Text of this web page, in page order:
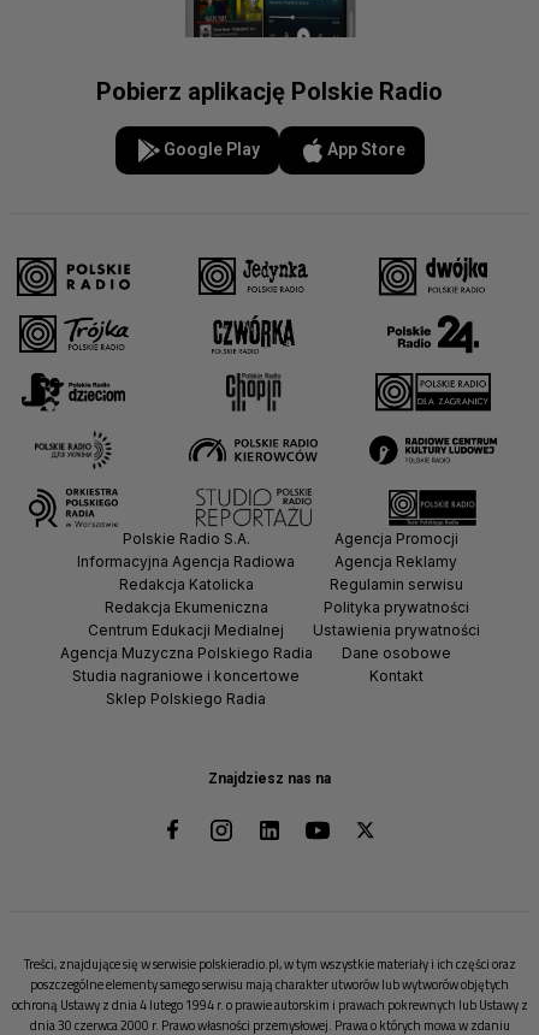
Pobierz aplikację Polskie Radio
Google Play App Store
Znajdziesz nas na
Polskie Radio S.A.
Informacyjna Agencja Radiowa
Redakcja Katolicka
Redakcja Ekumeniczna
Centrum Edukacji Medialnej
Agencja Muzyczna Polskiego Radia
Studia nagraniowe i koncertowe
Sklep Polskiego Radia
Agencja Promocji
Agencja Reklamy
Regulamin serwisu
Polityka prywatności
Ustawienia prywatności
Dane osobowe
Kontakt
Treści, znajdujące się w serwisie polskieradio.pl, w tym wszystkie materiały i ich części oraz
poszczególne elementy samego serwisu mają charakter utworów lub wytworów objętych
ochroną Ustawy z dnia 4 lutego 1994 r. o prawie autorskim i prawach pokrewnych lub Ustawy z
dnia 30 czerwca 2000 r. Prawo własności przemysłowej. Prawa o których mowa w zdaniu